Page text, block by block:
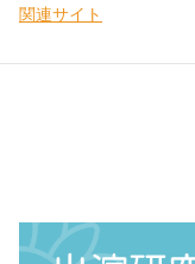
関連サイト